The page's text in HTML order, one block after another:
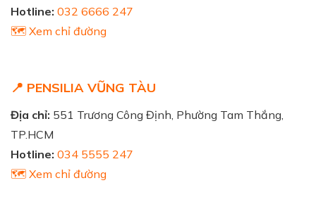
Hotline: 032 6666 247
🗺️ Xem chỉ đường
📍 PENSILIA VŨNG TÀU
Địa chỉ: 551 Trương Công Định, Phường Tam Thắng,
TP.HCM
Hotline: 034 5555 247
🗺️ Xem chỉ đường